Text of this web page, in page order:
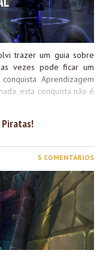
trazer um guia sobre
vezes pode ficar um
Aprendizagem
esta conquista não é
Dimensionais para
de cada livro,
e que irão salvar
Você precisará de um
está disponível a cada
resumida de
da localização de cada
5 COMENTÁRIOS